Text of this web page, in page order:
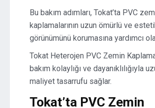
Bu bakım adımları, Tokat’ta PVC
kaplamalarının uzun ömürlü ve
görünümünü korumasına yardımcı
Tokat Heterojen PVC Zemin
bakım kolaylığı ve dayanıklılığıyla
maliyet tasarrufu sağlar.
Tokat’ta PVC Zemin